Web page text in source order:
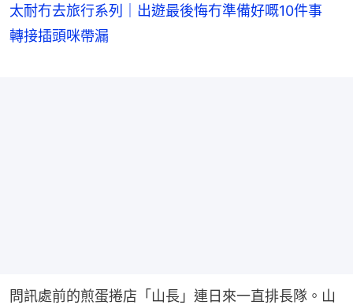
太耐冇去旅行系列｜出遊最後悔冇準備好嘅10件事
轉接插頭咪帶漏
問訊處前的煎蛋捲店「山長」連日來一直排長隊。山